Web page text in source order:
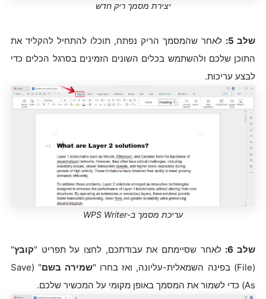
יצירת מסמך ריק חדש
שלב 5:
לאחר שהמסמך הריק נפתח, תוכלו להתחיל להקליד את
התוכן שלכם ולהשתמש בכלים השונים הזמינים בסרגל הכלים כדי
לבצע עריכות.
עריכת מסמך ב-WPS Writer
שלב 6: לאחר שסיימתם את עבודתכם, לחצו על תפריט "קובץ"
(File) בפינה השמאלית-עליונה, ואז בחרו "
שמירה בשם
" (Save
As) כדי לשמור את המסמך באופן מקומי על המכשיר שלכם.